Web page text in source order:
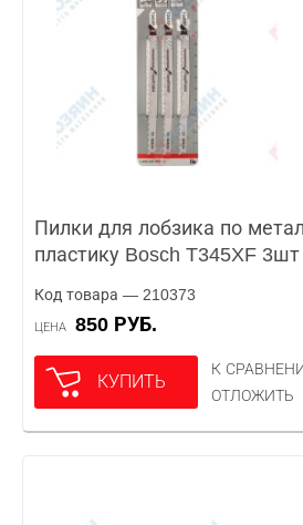
Пилки для лобзика по
пластику Bosch T345XF
Код товара — 210373
ЦЕНА 850 РУБ.
КУПИТЬ
К
ОТЛОЖИТЬ